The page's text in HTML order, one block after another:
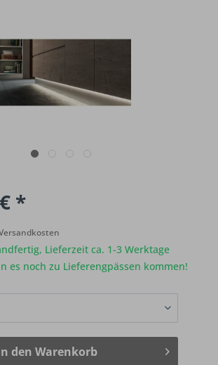
*
Lieferzeit ca. 1-3 Werktage
es noch zu Lieferengpässen kommen!
den Warenkorb